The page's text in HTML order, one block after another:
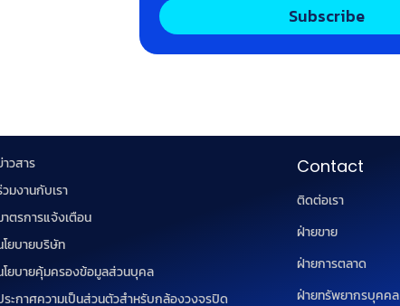
Subscribe
วสาร
มงานกับเรา
าตรการแจ้งเตือน
โยบายบริษัท
โยบายคุ้มครองข้อมูลส่วนบุคล
ระกาศความเป็นส่วนตัวสำหรับกล้องวงจรปิด
Contact
ติดต่อเรา
ฝ่ายขาย
ฝ่ายการตลาด
ฝ่ายทรัพยากรบุคคล